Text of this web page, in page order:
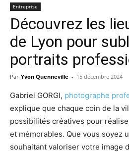
Entreprise
Découvrez les
de Lyon pour
portraits
Par Yvon Quenneville - 15 décembre 2024
Gabriel GORGI, photographe
explique que chaque coin de la
possibilités créatives pour
et mémorables. Que vous soyez
souhaitant valoriser votre image